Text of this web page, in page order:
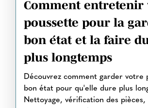
Comment entretenir
poussette pour la
bon état et la faire
plus longtemps
Découvrez comment garder votre
bon état pour qu'elle dure plus
Nettoyage, vérification des